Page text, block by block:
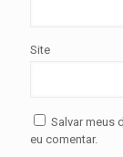
Site
Salvar meus
eu comentar.